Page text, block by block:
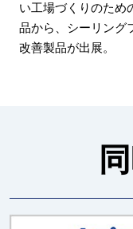
い工場づくりのため
品から、シーリング
改善製品が出展。